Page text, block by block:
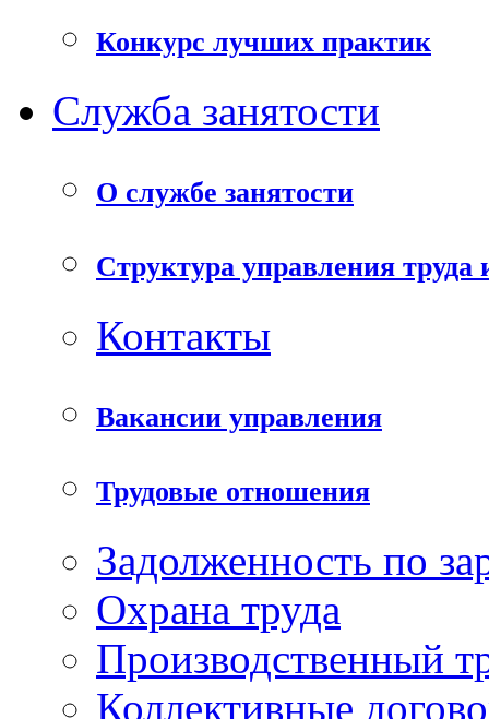
Конкурс лучших практик
Служба занятости
О службе занятости
Структура управления труда
Контакты
Вакансии управления
Трудовые отношения
Задолженность по
Охрана труда
Производственный
Коллективные